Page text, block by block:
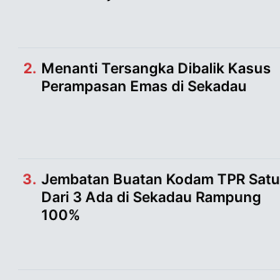
Menanti Tersangka Dibalik Kasus
Perampasan Emas di Sekadau
Jembatan Buatan Kodam TPR Satu
Dari 3 Ada di Sekadau Rampung
100%